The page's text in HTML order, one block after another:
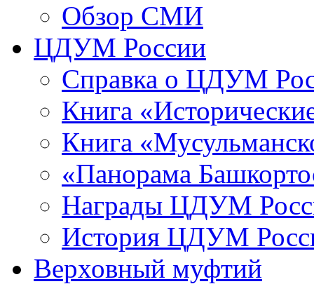
Обзор СМИ
ЦДУМ России
Справка о ЦДУМ
Книга
Книга
«Панорама
Награды ЦДУМ
История ЦДУМ
Верховный муфтий